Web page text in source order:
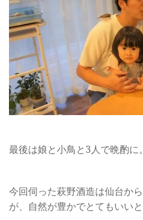
最後は娘と小鳥と3人で晩酌に。
今回伺った萩野酒造は仙台か
が、自然が豊かでとてもいいと